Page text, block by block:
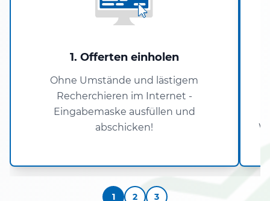
1. Offerten einholen
Ohne Umstände und lästigem
Recherchieren im Internet -
Eingabemaske ausfüllen und
abschicken!
1 2 3